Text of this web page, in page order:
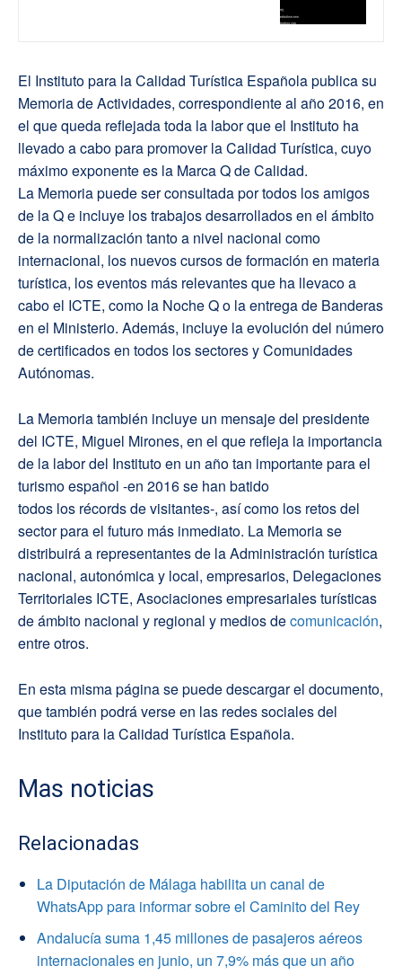
El Instituto para la Calidad Turística Española publica su
Memoria de Actividades, correspondiente al año 2016, en
el que queda reflejada toda la labor que el Instituto ha
llevado a cabo para promover la Calidad Turística, cuyo
máximo exponente es la Marca Q de Calidad.
La Memoria puede ser consultada por todos los amigos
de la Q e incluye los trabajos desarrollados en el ámbito
de la normalización tanto a nivel nacional como
internacional, los nuevos cursos de formación en materia
turística, los eventos más relevantes que ha llevaco a
cabo el ICTE, como la Noche Q o la entrega de Banderas
en el Ministerio. Además, incluye la evolución del número
de certificados en todos los sectores y Comunidades
Autónomas.
La Memoria también incluye un mensaje del presidente
del ICTE, Miguel Mirones, en el que refleja la importancia
de la labor del Instituto en un año tan importante para el
turismo español -en 2016 se han batido
todos los récords de visitantes-, así como los retos del
sector para el futuro más inmediato. La Memoria se
distribuirá a representantes de la Administración turística
nacional, autonómica y local, empresarios, Delegaciones
Territoriales ICTE, Asociaciones empresariales turísticas
de ámbito nacional y regional y medios decomunicación,
entre otros.
En esta misma página se puede descargar el documento,
que también podrá verse en las redes sociales del
Instituto para la Calidad Turística Española.
Mas noticias
Relacionadas
La Diputación de Málaga habilita un canal de
WhatsApp para informar sobre el Caminito del Rey
Andalucía suma 1,45 millones de pasajeros aéreos
internacionales en junio, un 7,9% más que un año